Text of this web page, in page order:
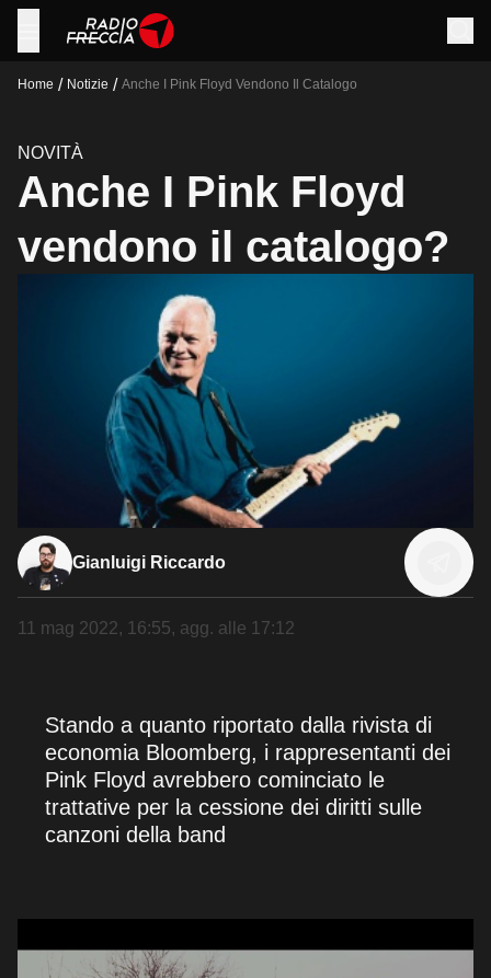
Home / Notizie / Anche I Pink Floyd Vendono Il Catalogo
NOVITÀ
Anche I Pink Floyd
vendono il catalogo?
Gianluigi Riccardo
11 mag 2022, 16:55, agg. alle 17:12
Stando a quanto riportato dalla rivista di
economia Bloomberg, i rappresentanti dei
Pink Floyd avrebbero cominciato le
trattative per la cessione dei diritti sulle
canzoni della band